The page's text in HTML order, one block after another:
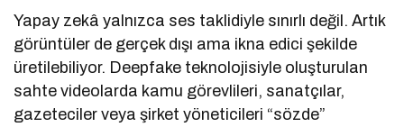
Yapay zekâ yalnızca ses taklidiyle sınırlı değil. Artık
görüntüler de gerçek dışı ama ikna edici şekilde
üretilebiliyor. Deepfake teknolojisiyle oluşturulan
sahte videolarda kamu görevlileri, sanatçılar,
gazeteciler veya şirket yöneticileri “sözde”